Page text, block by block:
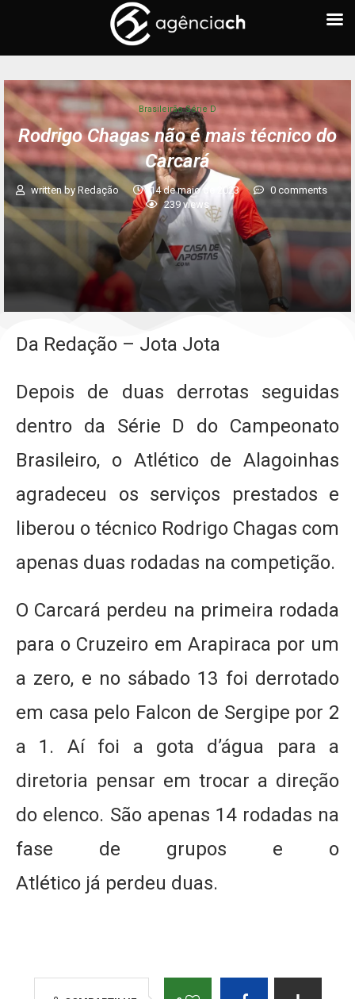
Brasileirão Série D
Rodrigo Chagas não é mais técnico do
Carcará
written by Redação 14 de maio de 2023
0 comments
239 views
Da Redação – Jota Jota
Depois de duas derrotas seguidas
dentro da Série D do Campeonato
Brasileiro, o Atlético de Alagoinhas
agradeceu os serviços prestados e
liberou o técnico Rodrigo Chagas com
apenas duas rodadas na competição.
O Carcará perdeu na primeira rodada
para o Cruzeiro em Arapiraca por um
a zero, e no sábado 13 foi derrotado
em casa pelo Falcon de Sergipe por 2
a 1. Aí foi a gota d’água para a
diretoria pensar em trocar a direção
do elenco. São apenas 14 rodadas na
fase de grupos e o
Atlético já perdeu duas.